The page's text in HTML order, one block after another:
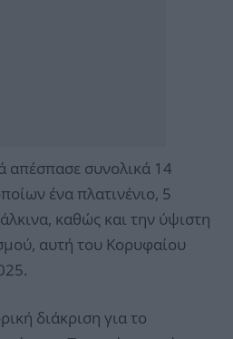
απέσπασε συνολικά 14
ένα πλατινένιο, 5
καθώς και την ύψιστη
αυτή του Κορυφαίου
διάκριση για το